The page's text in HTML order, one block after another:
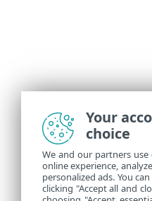
Your
choice
We and our partners
online experience,
personalized ads. You
clicking "Accept all and